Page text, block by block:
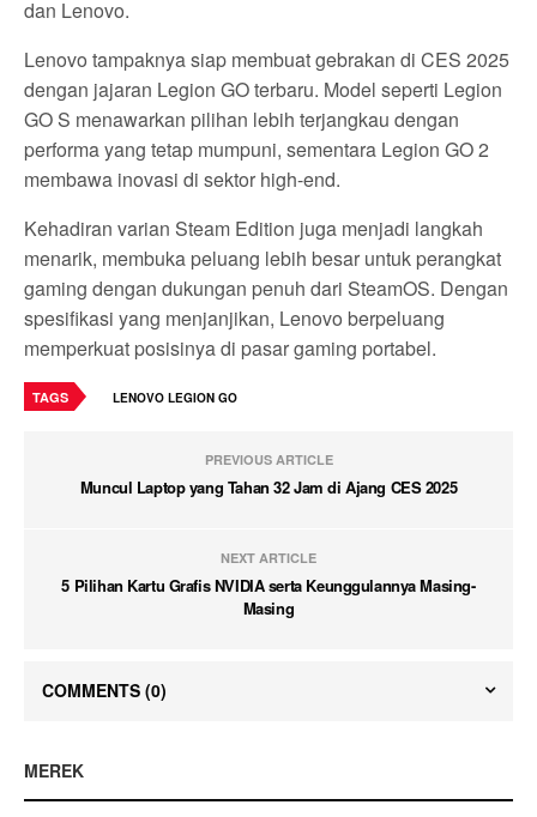
dan Lenovo.
Lenovo tampaknya siap membuat gebrakan di CES 2025
dengan jajaran Legion GO terbaru. Model seperti Legion
GO S menawarkan pilihan lebih terjangkau dengan
performa yang tetap mumpuni, sementara Legion GO 2
membawa inovasi di sektor high-end.
Kehadiran varian Steam Edition juga menjadi langkah
menarik, membuka peluang lebih besar untuk perangkat
gaming dengan dukungan penuh dari SteamOS. Dengan
spesifikasi yang menjanjikan, Lenovo berpeluang
memperkuat posisinya di pasar gaming portabel.
TAGS LENOVO LEGION GO
PREVIOUS ARTICLE
Muncul Laptop yang Tahan 32 Jam di Ajang CES 2025
NEXT ARTICLE
5 Pilihan Kartu Grafis NVIDIA serta Keunggulannya Masing-
Masing
COMMENTS (0)
MEREK